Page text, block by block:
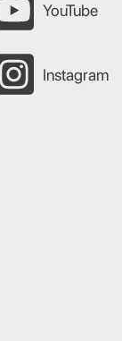
YouTube
Instagram